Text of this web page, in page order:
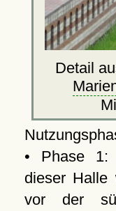
Detail
• Phase 1:
dieser Halle
vor der